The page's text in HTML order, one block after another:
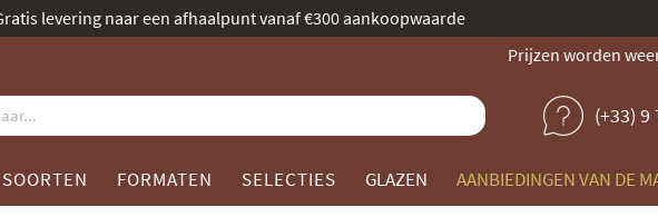
Benoemd tot beste champagnespecialist door Gault & Millau
Prijzen worden
(+33) 9
SOORTEN FORMATEN SELECTIES GLAZEN AANBIEDINGEN VAN DE